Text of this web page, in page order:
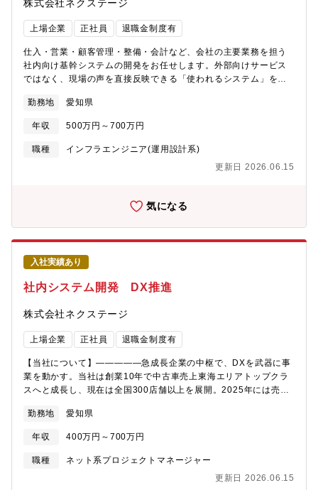
ができ、やりがいを実感しやすい仕事です。【募集背景】・事業
拡大および全社的なDX推進に伴い、ITインフラの安定運用・強化
を目的とした体制強化を行っています。・会社の成長を支える基
盤づくりに携わり、会社とともに成長していきたい方を募集して
います。
株式会社ネクステージ
上場企業 正社員 退職金制度有
仕入・営業・顧客管理・整備・会計など、会社の主要業務を担う
社内向け基幹システムの開発をお任せします。外部向けサービス
ではなく、現場の声を直接反映できる「使われるシステム」をつ
客・整備・会計等）を支える社内基幹システム開発において、リ
ーダーとして開発を推進していただきます。・事業部門と連携し
ながら、課題整理・要件定義・仕様検討を主導していただきま
す。・設計方針の策定やレビューなど、技術的な意思決定および
力会社の進捗・品質を管理しつつ、必要に応じてご自身でも実装
も関わり、システムを中長期的に育てていく役割をご担当いただ
きます。＜開発環境＞・言語：Java / PHP / C# / JavaScript・
OS：Windows / Linux・DB：SQL Server / MySQL /
PostgreSQL / MariaDB・インフラ：AWS / Azure / オンプレミス
※既存環境を活かしつつ、新技術の検討・導入も行っています。
【仕事の魅力】・事業部門と距離が近く、自分の開発が業務改善
や売上に直結する実感があります。・利用者の反応をダイレクト
に感じられ、成果が分かりやすく評価される環境です。・内製開
発のため、腰を据えてシステムと向き合うことができます。【募
集背景】・事業拡大・全社的なDX推進に伴い、社内システムの重
要性がますます高まっています。・将来を見据えた体制強化のた
め、長期的に活躍いただける社内システムエンジニアを募集して
います。【組織構成】・正社員約15名、協力会社約8名のシステム
開発部署になります。・数名でチームを組んでシステム開発を行
います。・20代～50代まであらゆる年齢層の社員が働いていま
勤務地 愛知県
年収 500万円～700万円
職種
インフラエンジニア(運用設計系)
更新日 2026.06.15
気になる
入社実績あり
社内システム開発 DX推進
株式会社ネクステージ
上場企業 正社員 退職金制度有
【当社について】―――――急成長企業の中枢で、DXを武器に事
業を動かす。当社は創業10年で中古車売上東海エリアトップクラ
スへと成長し、現在は全国300店舗以上を展開。2025年には売上
この急成長を支えているのが、IT・DXの力です。今後さらなる事
業拡大・業界No.1を目指すため、DX推進の中核を担う人材を求め
ています。成長スピードの速い環境だからこそ、「決める」「変
える」「成果が出る」瞬間を数多く経験できます。【業務内容】
す。現場の声を起点に、業務のあるべき姿を描き、システムや仕
勤務地 愛知県
年収 400万円～700万円
職種
ネット系プロジェクトマネージャー
更新日 2026.06.15